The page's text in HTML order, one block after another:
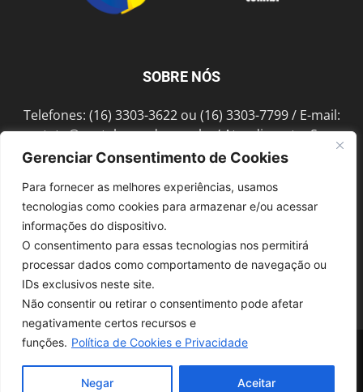
Gerenciar Consentimento de Cookies
Para fornecer as melhores experiências, usamos
tecnologias como cookies para armazenar e/ou acessar
informações do dispositivo.
O consentimento para essas tecnologias nos permitirá
processar dados como comportamento de navegação ou
IDs exclusivos neste site.
Não consentir ou retirar o consentimento pode afetar
negativamente certos recursos e
funções. Política de Cookies e Privacidade
Negar Aceitar
SOBRE NÓS
Telefones: (16) 3303-3622 ou (16) 3303-7799 / E-mail:
contato@portalmorada.com.br/ Atendimento: Seg a
Sex das 8h às 18h / Endereço: Av. Bento de Abreu, 889
SIGA-NOS
© 1997-2022, GRUPO ROBERTO MONTORO É proibida a reprodução do
conteúdo em qualquer meio de comunicação, eletrônico ou impresso,